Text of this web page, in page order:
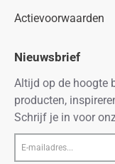
Actievoorwaarden
Nieuwsbrief
Altijd op de hoogte
producten,
Schrijf je in voor
mailadres...